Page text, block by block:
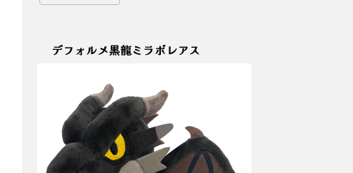
デフォルメ黒龍ミラボレアス